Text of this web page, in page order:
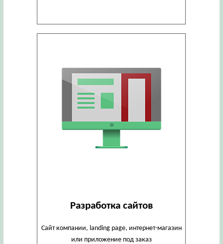
Разработка сайтов
Сайт компании, landing page, интернет-магазин
или приложение под заказ